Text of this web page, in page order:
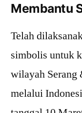
Membantu
Telah
simbolis untuk
wilayah Serang
melalui